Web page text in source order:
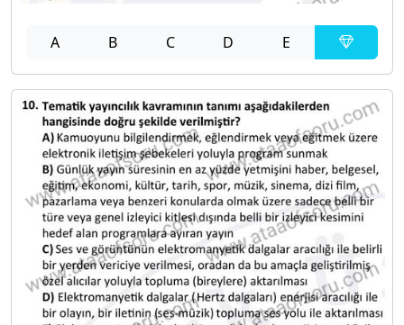
A B C D E